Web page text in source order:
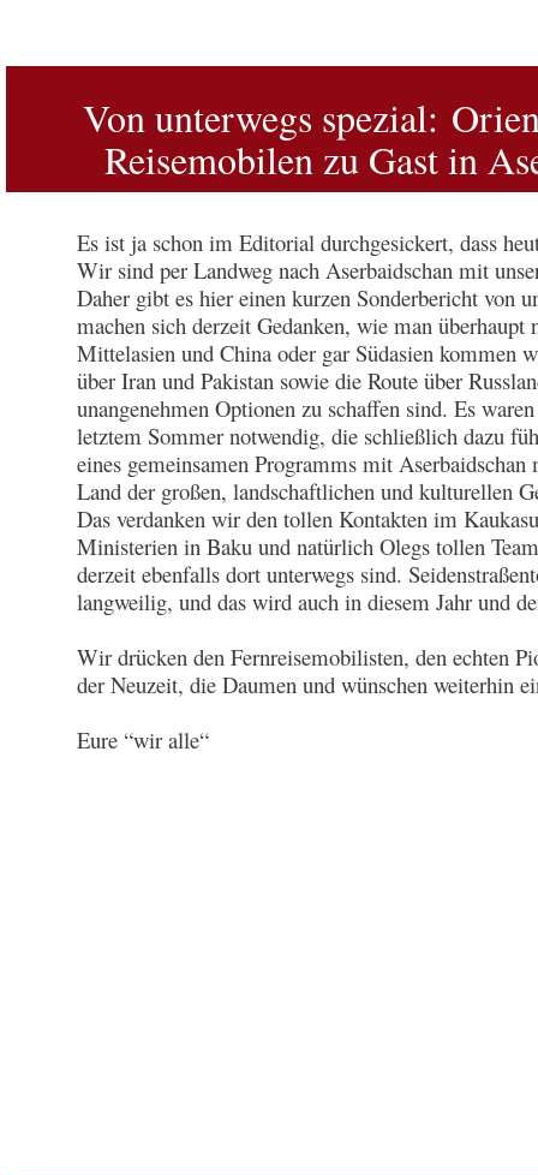
Von unterwegs spezial:
Reisemobilen zu Gast in
Es ist ja schon im Editorial durchgesickert, dass
Wir sind per Landweg nach Aserbaidschan mit
Daher gibt es hier einen kurzen Sonderbericht von
machen sich derzeit Gedanken, wie man überhaupt
Mittelasien und China oder gar Südasien kommen
über Iran und Pakistan sowie die Route über
unangenehmen Optionen zu schaffen sind. Es
letztem Sommer notwendig, die schließlich dazu
eines gemeinsamen Programms mit Aserbaidschan
Land der großen, landschaftlichen und kulturellen
Das verdanken wir den tollen Kontakten im
Ministerien in Baku und natürlich Olegs tollen
derzeit ebenfalls dort unterwegs sind.
langweilig, und das wird auch in diesem Jahr und
Wir drücken den Fernreisemobilisten, den echten
der Neuzeit, die Daumen und wünschen weiterhin
Eure “wir alle“